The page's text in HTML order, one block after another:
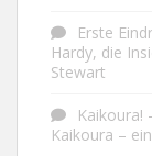
Erste
Hardy, die
Stewart
Kaikoura!
Kaikoura –